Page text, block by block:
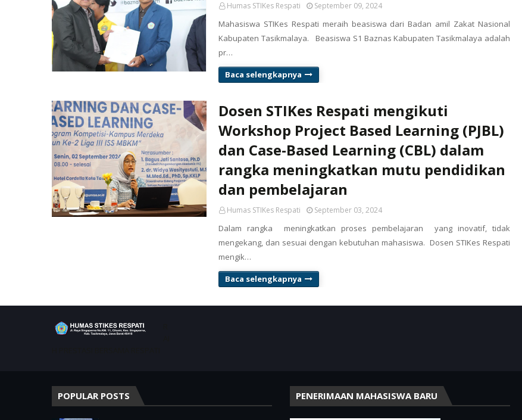
Humas STIKes Respati September 09, 2024
Mahasiswa STIKes Respati meraih beasiswa dari Badan amil Zakat Nasional
Kabupaten Tasikmalaya. Beasiswa S1 Baznas Kabupaten Tasikmalaya adalah
pr…
Baca selengkapnya
Dosen STIKes Respati mengikuti
Workshop Project Based Learning (PJBL)
dan Case-Based Learning (CBL) dalam
rangka meningkatkan mutu pendidikan
dan pembelajaran
Humas STIKes Respati September 03, 2024
Dalam rangka meningkatkan proses pembelajaran yang inovatif, tidak
mengekang, dan sesuai dengan kebutuhan mahasiswa. Dosen STIKes Respati
mengik…
Baca selengkapnya
POPULAR POSTS PENERIMAAN MAHASISWA BARU